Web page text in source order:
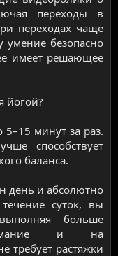
переходы в
переходах чаще
умение безопасно
имеет решающее
йогой?
минут за раз.
способствует
баланса.
день и абсолютно
суток, вы
больше
и на
требует растяжки